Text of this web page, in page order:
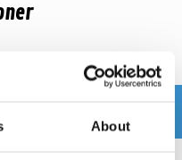
About